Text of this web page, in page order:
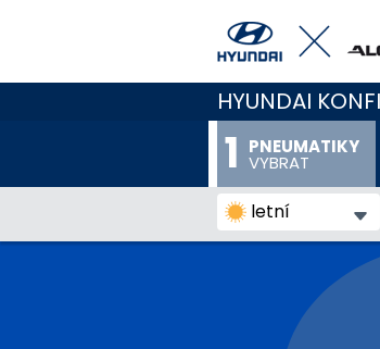
HYUNDAI
PNEUMATIKY
VYBRAT
letní